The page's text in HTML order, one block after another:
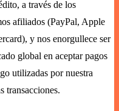
a través de los
afiliados (PayPal, Apple
y nos enorgullece ser
global en aceptar pagos
utilizadas por nuestra
transacciones.